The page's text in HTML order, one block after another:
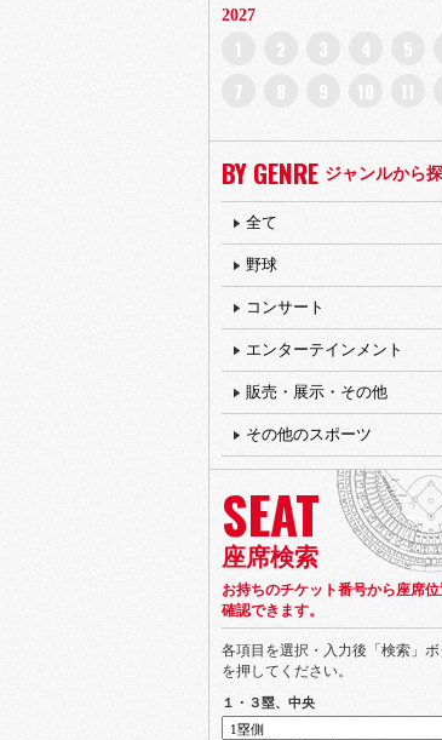
2027
1 2 3 4 5
7
8 9 10 11
BY GENRE ジャンルから
全て
野球
コンサート
エンターテインメント
販売・展示・その他
その他のスポーツ
SEAT
座席検索
お持ちのチケット番号から座席
確認できます。
各項目を選択・入力後「検索」ボ
を押してください。
１・３塁、中央